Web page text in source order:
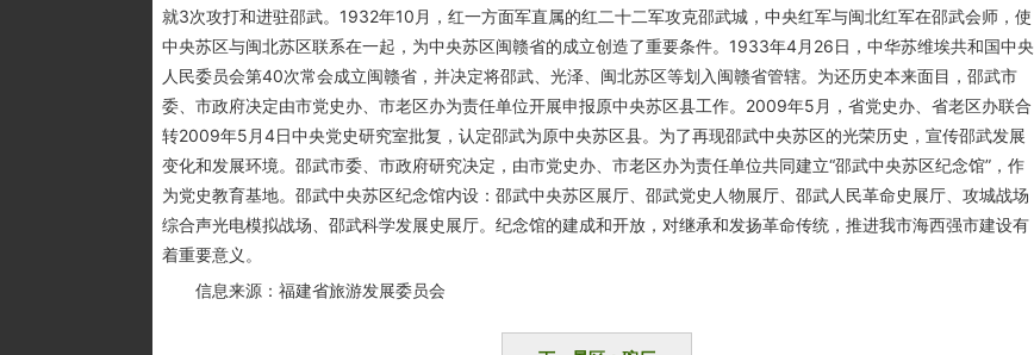
就3次攻打和进驻邵武。1932年10月，红一方面军直属的红二十二军攻克邵武城，中央红军与闽北红军在邵武会师，使
中央苏区与闽北苏区联系在一起，为中央苏区闽赣省的成立创造了重要条件。1933年4月26日，中华苏维埃共和国中央
人民委员会第40次常会成立闽赣省，并决定将邵武、光泽、闽北苏区等划入闽赣省管辖。为还历史本来面目，邵武市
委、市政府决定由市党史办、市老区办为责任单位开展申报原中央苏区县工作。2009年5月，省党史办、省老区办联合
转2009年5月4日中央党史研究室批复，认定邵武为原中央苏区县。为了再现邵武中央苏区的光荣历史，宣传邵武发展
变化和发展环境。邵武市委、市政府研究决定，由市党史办、市老区办为责任单位共同建立“邵武中央苏区纪念馆”，作
为党史教育基地。邵武中央苏区纪念馆内设：邵武中央苏区展厅、邵武党史人物展厅、邵武人民革命史展厅、攻城战场
综合声光电模拟战场、邵武科学发展史展厅。纪念馆的建成和开放，对继承和发扬革命传统，推进我市海西强市建设有
着重要意义。
信息来源：福建省旅游发展委员会